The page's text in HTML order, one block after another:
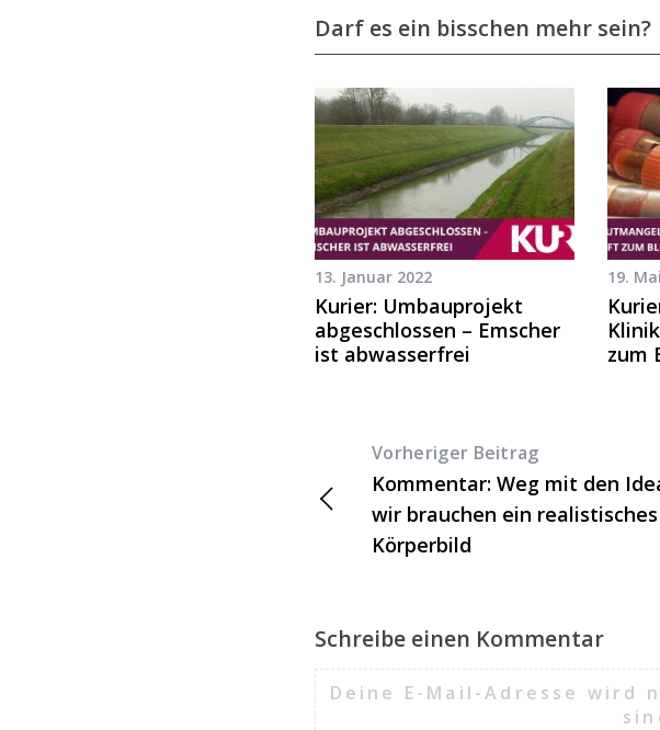
Darf es ein bisschen mehr sein?
13. Januar 2022
Kurier: Umbauprojekt
abgeschlossen – Emscher
ist abwasserfrei
19.
zum
Vorheriger Beitrag
Kommentar: Weg mit den
wir brauchen ein realistisches
Körperbild
Schreibe einen Kommentar
Deine E-Mail-Adresse